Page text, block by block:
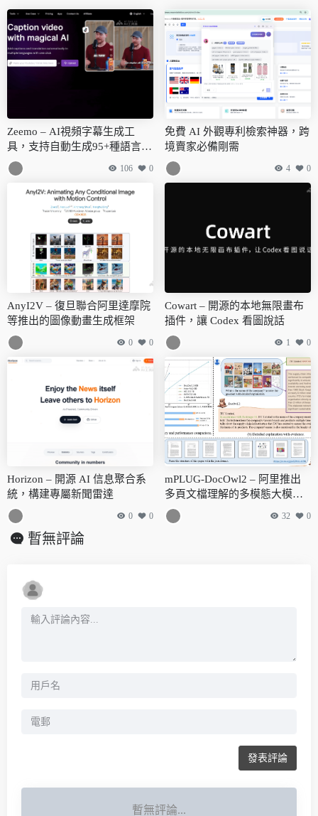
Zeemo – AI視頻字幕生成工
具，支持自動生成95+種語言，
翻譯113種語言
106 0
免費 AI 外觀專利檢索神器，跨
境賣家必備剛需
4 0
AnyI2V – 復旦聯合阿里達摩院
等推出的圖像動畫生成框架
0 0
Cowart – 開源的本地無限畫布
插件，讓 Codex 看圖說話
1 0
Horizon – 開源 AI 信息聚合系
統，構建專屬新聞雷達
0 0
mPLUG-DocOwl2 – 阿里推出
多頁文檔理解的多模態大模
型，單頁僅需324個token
32 0
暫無評論
發表評論
暫無評論...